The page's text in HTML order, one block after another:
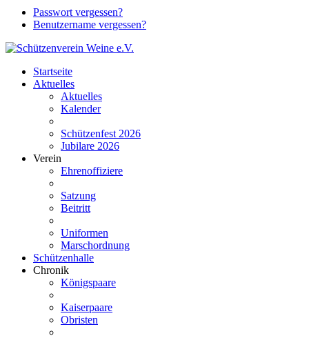
Passwort vergessen?
Benutzername vergessen?
Startseite
Aktuelles
Aktuelles
Kalender
Schützenfest 2026
Jubilare 2026
Verein
Ehrenoffiziere
Satzung
Beitritt
Uniformen
Marschordnung
Schützenhalle
Chronik
Königspaare
Kaiserpaare
Obristen